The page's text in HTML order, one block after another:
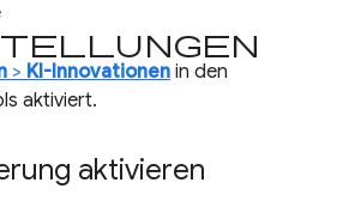
> KI-Innovationen in den
aktiviert.
aktivieren